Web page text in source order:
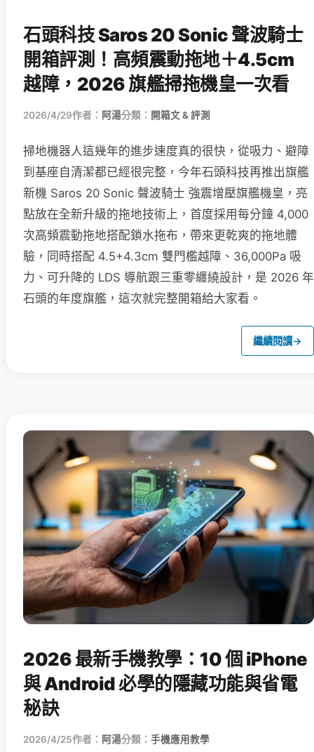
石頭科技 Saros 20 Sonic 聲波騎士
開箱評測！高頻震動拖地＋4.5cm
越障，2026 旗艦掃拖機皇一次看
2026/4/29作者： 阿湯分類： 開箱文 & 評測
掃地機器人這幾年的進步速度真的很快，從吸力、避障
到基座自清潔都已經很完整，今年石頭科技再推出旗艦
新機 Saros 20 Sonic 聲波騎士 強震增壓旗艦機皇，亮
點放在全新升級的拖地技術上，首度採用每分鐘 4,000
次高頻震動拖地搭配鎖水拖布，帶來更乾爽的拖地體
驗，同時搭配 4.5+4.3cm 雙門檻越障、36,000Pa 吸
力、可升降的 LDS 導航跟三重零纏繞設計，是 2026 年
石頭的年度旗艦，這次就完整開箱給大家看。
繼續閱讀→
2026 最新手機教學：10 個 iPhone
與 Android 必學的隱藏功能與省電
秘訣
2026/4/25作者： 阿湯分類： 手機應用教學